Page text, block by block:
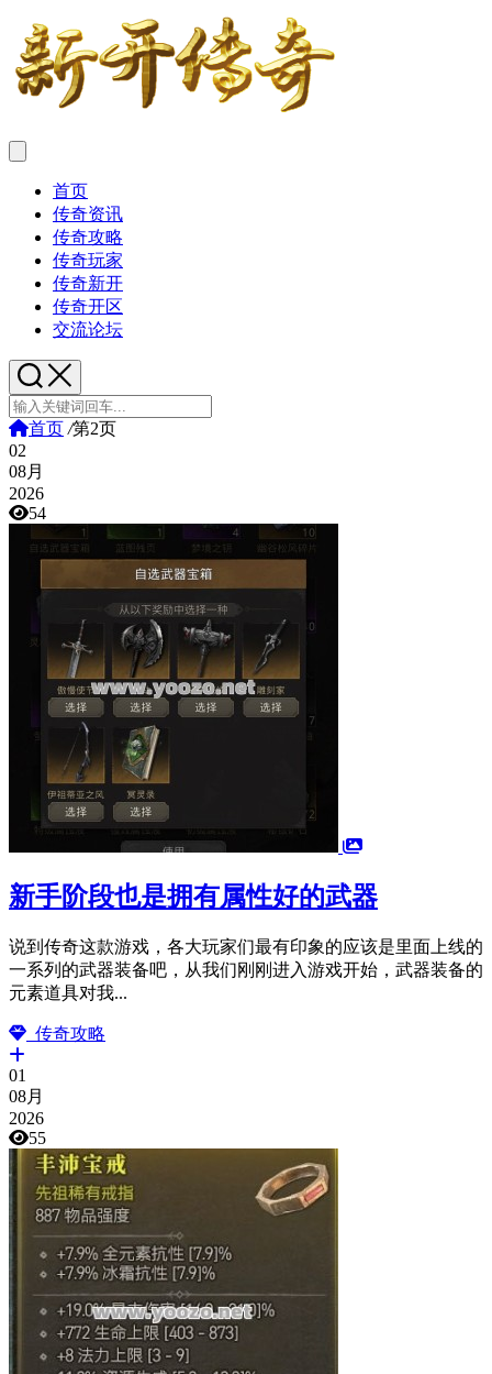
首页
传奇资讯
传奇攻略
传奇玩家
传奇新开
传奇开区
交流论坛
首页 /第2页
02
08月
2026
54
新手阶段也是拥有属性好的武器
说到传奇这款游戏，各大玩家们最有印象的应该是里面上线的
一系列的武器装备吧，从我们刚刚进入游戏开始，武器装备的
元素道具对我...
传奇攻略
01
08月
2026
55